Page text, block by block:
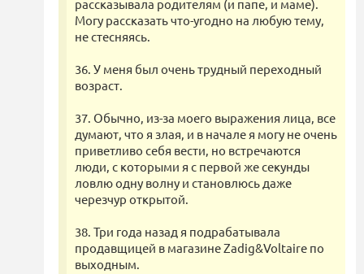
рассказывала родителям (и папе, и маме).
Могу рассказать что-угодно на любую тему,
не стесняясь.
36. У меня был очень трудный переходный
возраст.
37. Обычно, из-за моего выражения лица, все
думают, что я злая, и в начале я могу не очень
приветливо себя вести, но встречаются
люди, с которыми я с первой же секунды
ловлю одну волну и становлюсь даже
черезчур открытой.
38. Три года назад я подрабатывала
продавщицей в магазине Zadig&Voltaire по
выходным.